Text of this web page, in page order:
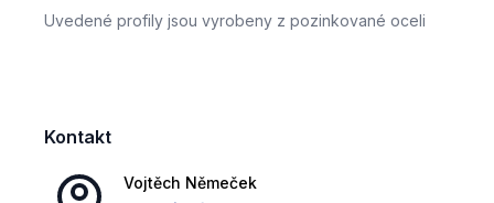
Uvedené profily jsou vyrobeny z pozinkované oceli
Jsou v souladu s RoHS, odpovídají normám EN60715,
Kontakt
Vojtěch Němeček